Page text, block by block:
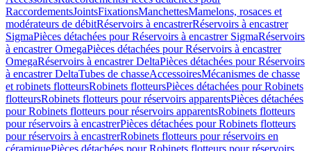
RaccordementsJointsFixationsManchettesMamelons, rosaces et
modérateurs de débitRéservoirs à encastrerRéservoirs à encastrer
SigmaPièces détachées pour Réservoirs à encastrer SigmaRéservoirs
à encastrer OmegaPièces détachées pour Réservoirs à encastrer
OmegaRéservoirs à encastrer DeltaPièces détachées pour Réservoirs
à encastrer DeltaTubes de chasseAccessoiresMécanismes de chasse
et robinets flotteursRobinets flotteursPièces détachées pour Robinets
flotteursRobinets flotteurs pour réservoirs apparentsPièces détachées
pour Robinets flotteurs pour réservoirs apparentsRobinets flotteurs
pour réservoirs à encastrerPièces détachées pour Robinets flotteurs
pour réservoirs à encastrerRobinets flotteurs pour réservoirs en
céramiquePièces détachées pour Robinets flotteurs pour réservoirs